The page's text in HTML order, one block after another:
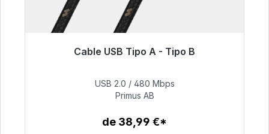
Cable USB Tipo A - Tipo B
Listo para envío inmediato, plazo de entrega
76,99 €
USB 2.0 / 480 Mbps
Primus AB
de 38,99 €*